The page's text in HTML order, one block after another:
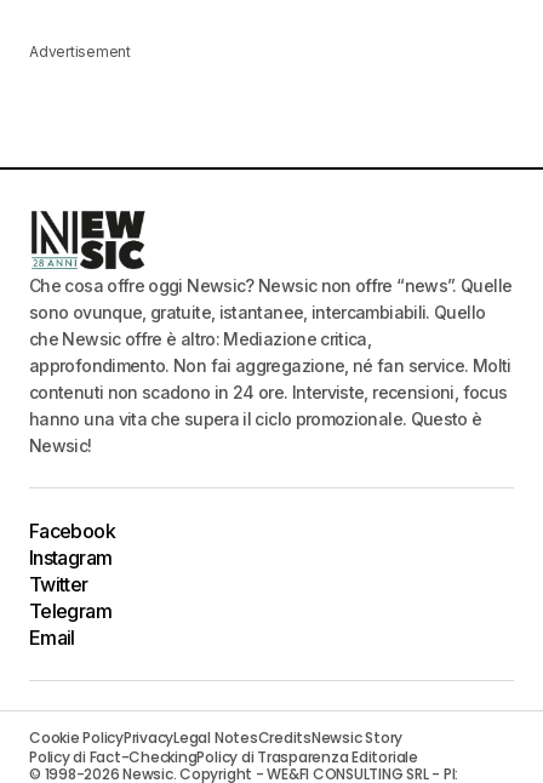
Advertisement
Che cosa offre oggi Newsic? Newsic non offre “news”. Quelle
sono ovunque, gratuite, istantanee, intercambiabili. Quello
che Newsic offre è altro: Mediazione critica,
approfondimento. Non fai aggregazione, né fan service. Molti
contenuti non scadono in 24 ore. Interviste, recensioni, focus
hanno una vita che supera il ciclo promozionale. Questo è
Newsic!
Facebook
Instagram
Twitter
Telegram
Email
Cookie PolicyPrivacyLegal NotesCreditsNewsic Story
Policy di Fact-CheckingPolicy di Trasparenza Editoriale
© 1998-2026 Newsic. Copyright - WE&FI CONSULTING SRL - PI: